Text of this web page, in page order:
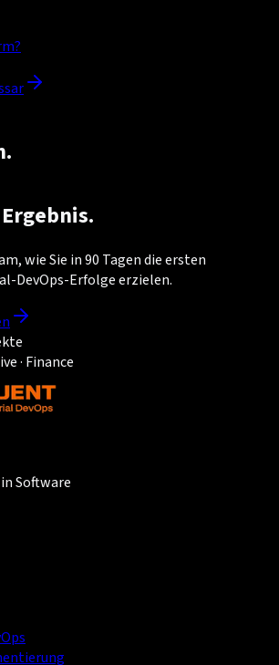
wie Sie in 90 Tagen die ersten
DevOps-Erfolge erzielen.
· Finance
Software